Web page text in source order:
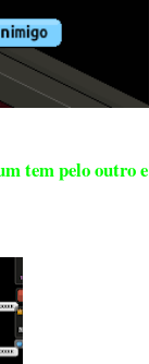
tem pelo outro e